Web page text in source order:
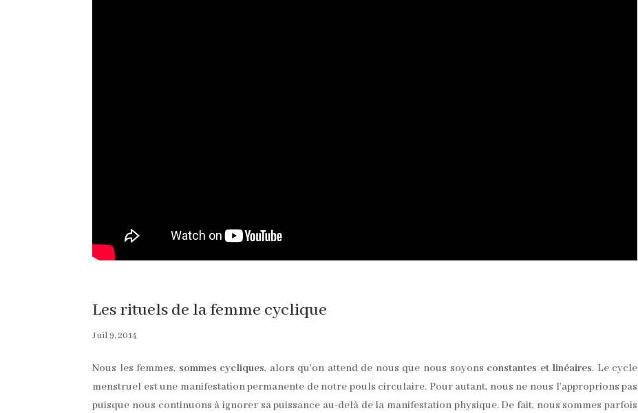
Les rituels de la femme cyclique
Juil 9, 2014
Nous les femmes, sommes cycliques, alors qu’on attend de nous que nous soyons constantes et linéaires. Le cycle
menstruel est une manifestation permanente de notre pouls circulaire. Pour autant, nous ne nous l’approprions pas
puisque nous continuons à ignorer sa puissance au-delà de la manifestation physique. De fait, nous sommes parfois